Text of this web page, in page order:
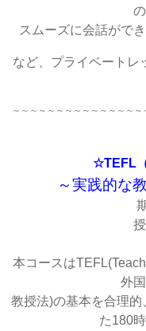
スムーズに会話がで
など、プライベートレ
～～～～～～～～～～～～～～
☆TEFL
～実践的な
本コースは
外
教授法)の基本を合理
た180